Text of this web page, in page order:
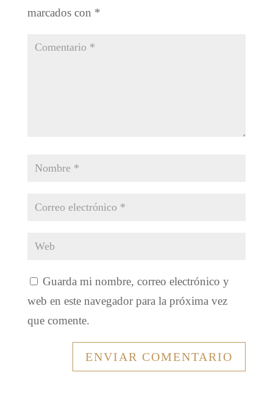
marcados con *
Guarda mi nombre, correo electrónico y
web en este navegador para la próxima vez
que comente.